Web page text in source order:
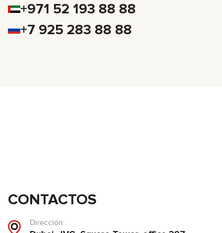
+971 52 193 88 88
+7 925 283 88 88
CONTACTOS
Dirección: